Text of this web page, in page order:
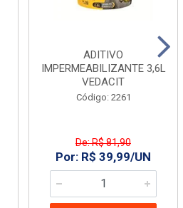
ADITIVO
IMPERMEABILIZANTE 3,6L
VEDACIT
Código: 2261
De: R$ 81,90
Por: R$ 39,99/UN